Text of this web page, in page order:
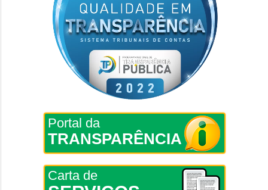
Portal da
TRANSPARÊNCIA
Carta de